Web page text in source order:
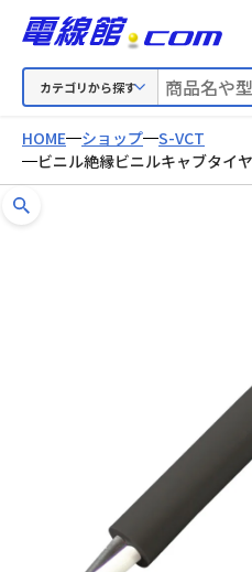
カテゴリから探す
HOME ショップ
S-VCT
ビニル絶縁ビニルキャブタイ